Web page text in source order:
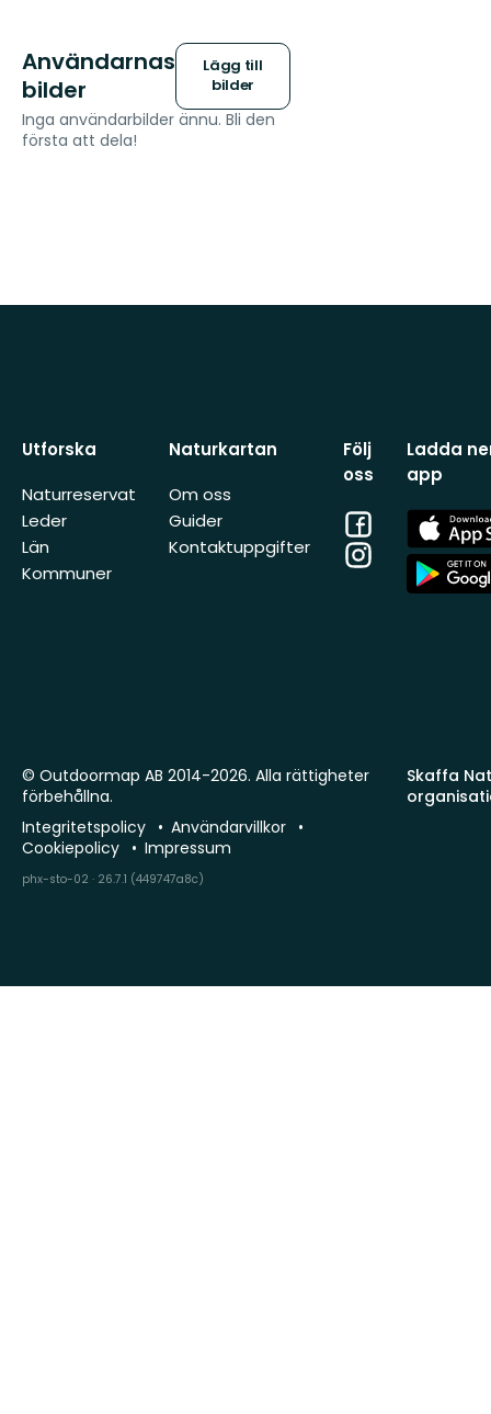
Användarnas
bilder
Lägg till
bilder
Inga användarbilder ännu. Bli den
första att dela!
Utforska
Naturreservat
Leder
Län
Kommuner
Naturkartan
Om oss
Guider
Kontaktuppgifter
Följ
oss
Facebook
Instagram
Ladda
app
App
Store
App
Store
Skaffa
© Outdoormap AB 2014-2026. Alla rättigheter
förbehållna.
Integritetspolicy
Användarvillkor
Cookiepolicy
Impressum
phx-sto-02 · 26.7.1 (449747a8c)